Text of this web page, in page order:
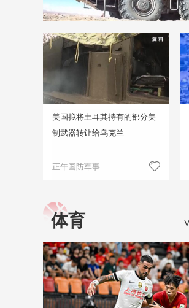
美国拟将土耳其持有的部分美
制武器转让给乌克兰
正午国防军事
体育